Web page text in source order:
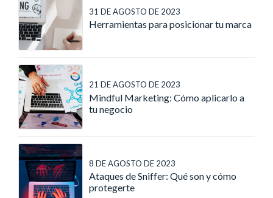
31 DE AGOSTO DE 2023
Herramientas para posicionar tu marca
21 DE AGOSTO DE 2023
Mindful Marketing: Cómo aplicarlo a
tu negocio
8 DE AGOSTO DE 2023
Ataques de Sniffer: Qué son y cómo
protegerte